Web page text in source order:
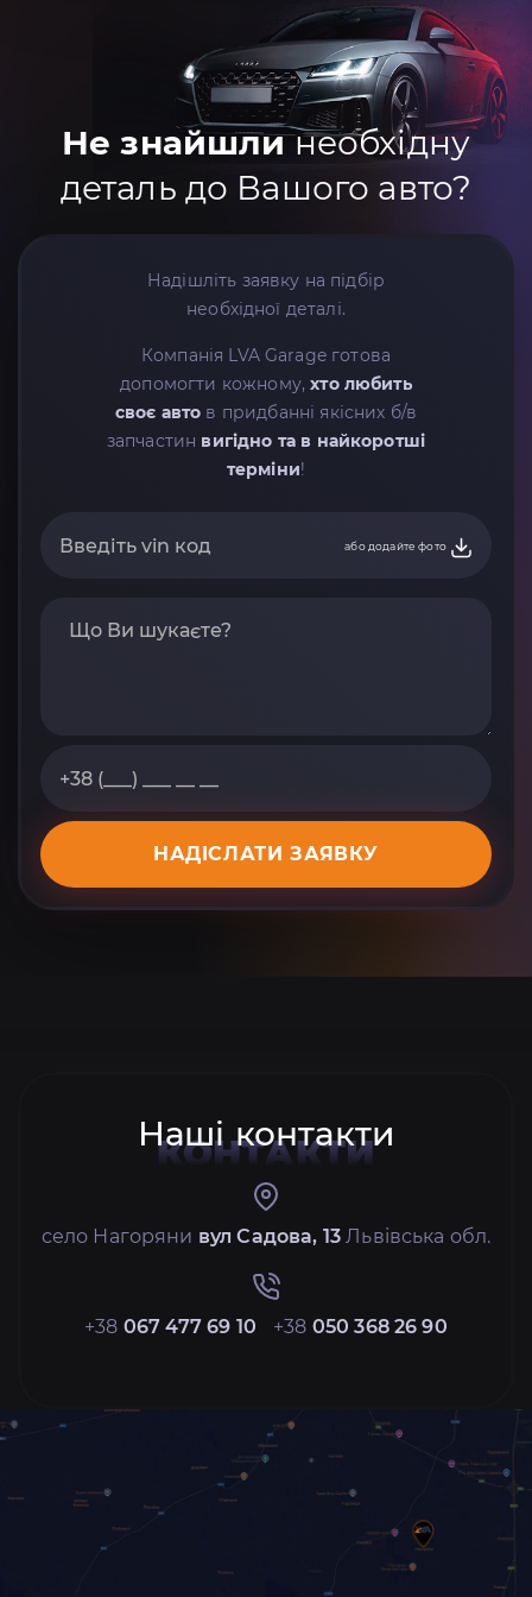
Не знайшлинеобхідну
деталь до Вашого авто?
Надішліть заявку на підбір
необхідної деталі.
Компанія LVA Garage готова
допомогти кожному,хто любить
своє авто в придбанні якісних б/в
запчастин вигідно та в найкоротші
терміни!
або додайте фото
НАДІСЛАТИ ЗАЯВКУ
Наші контакти
КОНТАКТИ
село Нагоряни вул Садова, 13 Львівська обл.
+38 067 477 69 10 +38 050 368 26 90